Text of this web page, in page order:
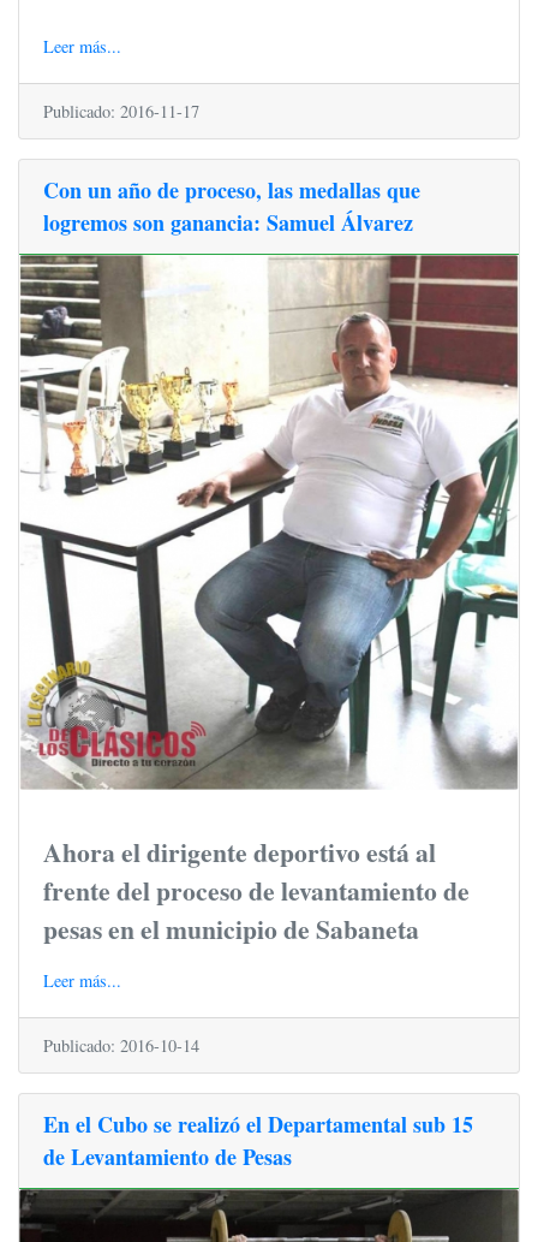
Leer más...
Publicado: 2016-11-17
Con un año de proceso, las medallas que
logremos son ganancia: Samuel Álvarez
Ahora el dirigente deportivo está al
frente del proceso de levantamiento de
pesas en el municipio de Sabaneta
Leer más...
Publicado: 2016-10-14
En el Cubo se realizó el Departamental sub 15
de Levantamiento de Pesas